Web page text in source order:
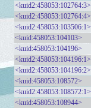
<kuid2:458053:102764:3>
<kuid2:458053:102764:4>
<kuid2:458053:103506:1>
<kuid:458053:104103>
<kuid:458053:104196>
<kuid2:458053:104196:1>
<kuid2:458053:104196:2>
<kuid:458053:108572>
<kuid2:458053:108572:1>
<kuid:458053:108944>